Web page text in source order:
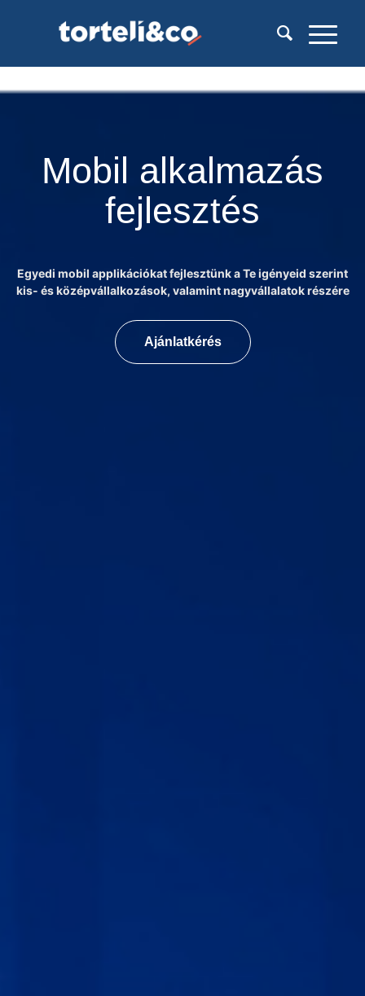
Mobil alkalmazás
fejlesztés
Egyedi mobil applikációkat fejlesztünk a Te igényeid szerint
kis- és középvállalkozások, valamint nagyvállalatok részére
Ajánlatkérés